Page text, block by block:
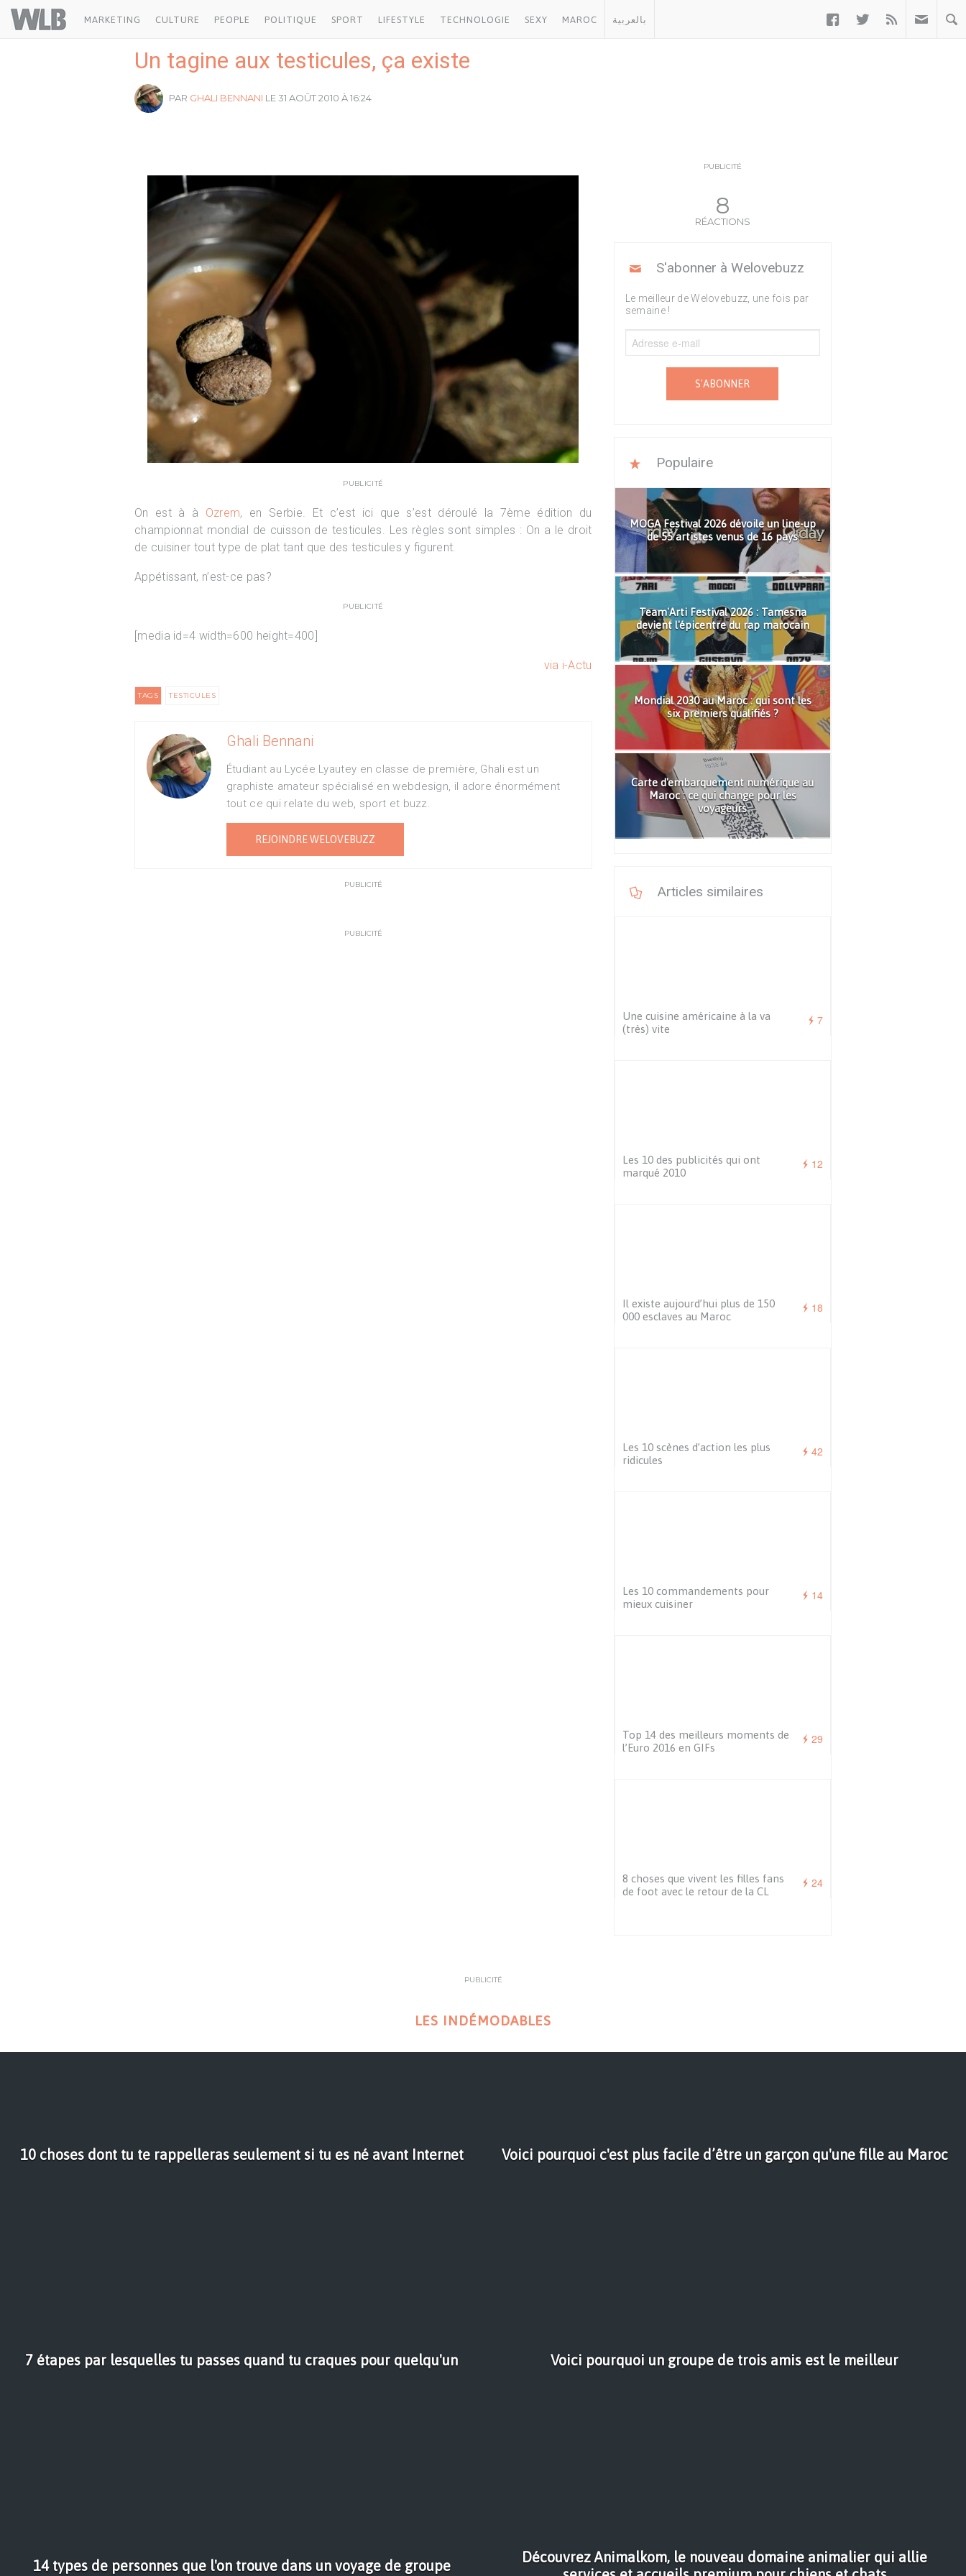
Welovebuzz
MARKETING CULTURE PEOPLE POLITIQUE SPORT LIFESTYLE TECHNOLOGIE SEXY MAROC بالعربية   
Un tagine aux testicules, ça existe
PAR GHALI BENNANI LE 31 AOÛT 2010 À 16:24
PUBLICITÉ
On est à à Ozrem, en Serbie. Et c’est ici que s’est déroulé la 7ème édition du
championnat mondial de cuisson de testicules. Les règles sont simples : On a le droit
de cuisiner tout type de plat tant que des testicules y figurent.
Appétissant, n’est-ce pas?
PUBLICITÉ
[media id=4 width=600 height=400]
via i-Actu
TAGS TESTICULES
Ghali Bennani
Étudiant au Lycée Lyautey en classe de première, Ghali est un
graphiste amateur spécialisé en webdesign, il adore énormément
tout ce qui relate du web, sport et buzz.
REJOINDRE WELOVEBUZZ
PUBLICITÉ
PUBLICITÉ
PUBLICITÉ
8
RÉACTIONS
S'abonner à Welovebuzz
Le meilleur de Welovebuzz, une fois par
semaine !
S'ABONNER
Populaire
MOGA Festival 2026 dévoile un line-up
de 55 artistes venus de 16 pays
Team'Arti Festival 2026 : Tamesna
devient l'épicentre du rap marocain
Mondial 2030 au Maroc : qui sont les
six premiers qualifiés ?
Carte d'embarquement numérique au
Maroc : ce qui change pour les
voyageurs
Articles similaires
7
Une cuisine américaine à la va
(très) vite
12
Les 10 des publicités qui ont
marqué 2010
18
Il existe aujourd’hui plus de 150
000 esclaves au Maroc
42
Les 10 scènes d’action les plus
ridicules
14
Les 10 commandements pour
mieux cuisiner
29
Top 14 des meilleurs moments de
l’Euro 2016 en GIFs
24
8 choses que vivent les filles fans
de foot avec le retour de la CL
PUBLICITÉ
LES INDÉMODABLES
10 choses dont tu te rappelleras seulement si tu es né avant Internet Voici pourquoi c'est plus facile d’être un garçon qu'une fille au Maroc
7 étapes par lesquelles tu passes quand tu craques pour quelqu'un Voici pourquoi un groupe de trois amis est le meilleur
14 types de personnes que l'on trouve dans un voyage de groupe
Découvrez Animalkom, le nouveau domaine animalier qui allie